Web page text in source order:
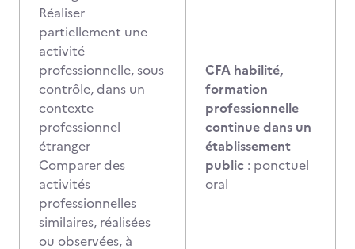
Réaliser
partiellement une
activité
professionnelle, sous
contrôle, dans un
contexte
professionnel
étranger
Comparer des
activités
professionnelles
similaires, réalisées
ou observées, à
CFA habilité,
formation
professionnelle
continue dans un
établissement
public : ponctuel
oral